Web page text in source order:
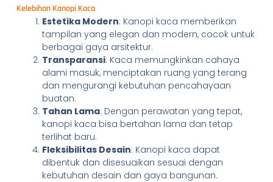
Kelebihan Kanopi Kaca
Estetika Modern: Kanopi kaca memberikan
tampilan yang elegan dan modern, cocok untuk
berbagai gaya arsitektur.
Transparansi: Kaca memungkinkan cahaya
alami masuk, menciptakan ruang yang terang
dan mengurangi kebutuhan pencahayaan
buatan.
Tahan Lama: Dengan perawatan yang tepat,
kanopi kaca bisa bertahan lama dan tetap
terlihat baru.
Fleksibilitas Desain: Kanopi kaca dapat
dibentuk dan disesuaikan sesuai dengan
kebutuhan desain dan gaya bangunan.